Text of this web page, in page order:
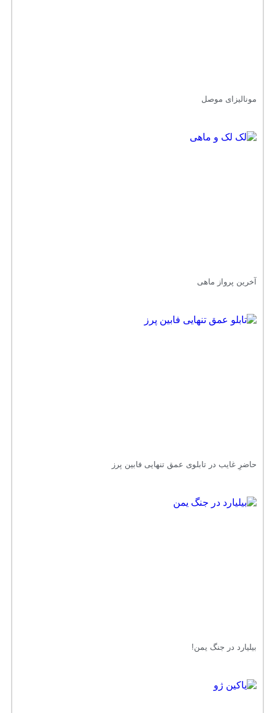
مونالیزای موصل
آخرین پرواز ماهی
حاضرِ غایب در تابلوی عمق تنهایی فابین پرز
بیلیارد در جنگ یمن!